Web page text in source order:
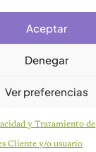
Aceptar
Denegar
Ver preferencias
y Tratamiento de
Cliente y/o usuario